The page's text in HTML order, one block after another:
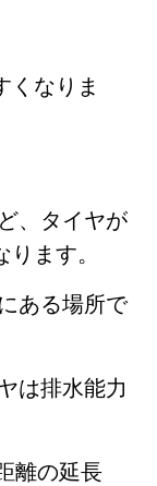
くなりま
、タイヤが
ます。
ある場所で
は排水能力
離の延長